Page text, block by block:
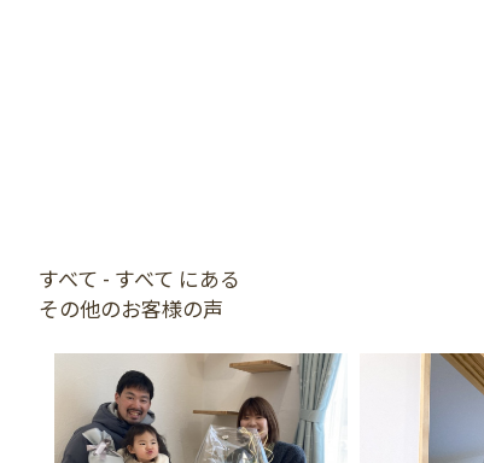
すべて - すべて にある
その他のお客様の声